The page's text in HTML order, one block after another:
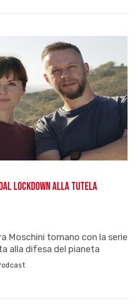
lockdown alla tutela
Moschini tornano con la serie
alla difesa del pianeta